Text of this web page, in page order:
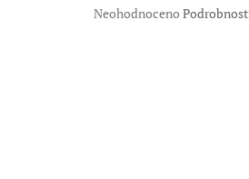
Průměrné
Neohodnoceno